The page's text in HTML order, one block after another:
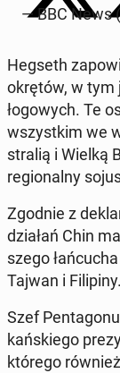
— BBC News
Hegseth
okrętów, w
ło­go­wych. Te
wszyst­kim we
stra­lią i Wielką
re­gio­nal­ny
Zgodnie z
działań Chin
sze­go
Tajwan i Fi­li­pi­ny.
Szef
kań­skie­go
którego